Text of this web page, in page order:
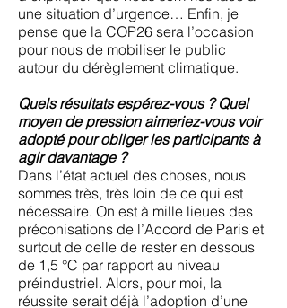
une situation d’urgence… Enfin, je
pense que la COP26 sera l’occasion
pour nous de mobiliser le public
autour du dérèglement climatique.
Quels résultats espérez-vous ? Quel
moyen de pression aimeriez-vous voir
adopté pour obliger les participants à
agir davantage ?
Dans l’état actuel des choses, nous
sommes très, très loin de ce qui est
nécessaire. On est à mille lieues des
préconisations de l’Accord de Paris et
surtout de celle de rester en dessous
de 1,5 °C par rapport au niveau
préindustriel. Alors, pour moi, la
réussite serait déjà l’adoption d’une